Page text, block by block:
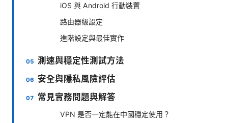
iOS 與 Android 行動裝置
路由器級設定
進階設定與最佳實作
測速與穩定性測試方法
安全與隱私風險評估
常見實務問題與解答
VPN 是否一定能在中國穩定使用？